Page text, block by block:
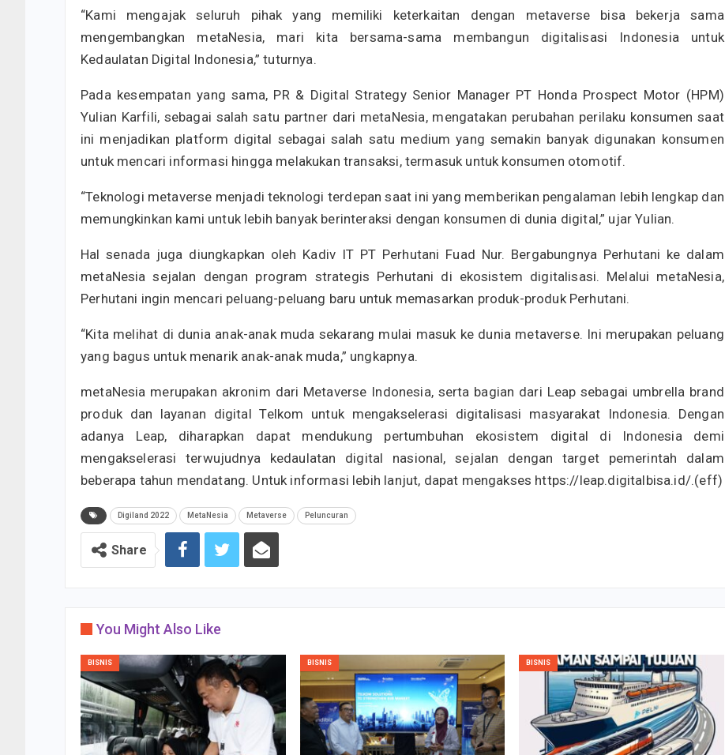
“Kami mengajak seluruh pihak yang memiliki keterkaitan dengan metaverse bisa bekerja sama
mengembangkan metaNesia, mari kita bersama-sama membangun digitalisasi Indonesia untuk
Kedaulatan Digital Indonesia,” tuturnya.
Pada kesempatan yang sama, PR & Digital Strategy Senior Manager PT Honda Prospect Motor (HPM)
Yulian Karfili, sebagai salah satu partner dari metaNesia, mengatakan perubahan perilaku konsumen saat
ini menjadikan platform digital sebagai salah satu medium yang semakin banyak digunakan konsumen
untuk mencari informasi hingga melakukan transaksi, termasuk untuk konsumen otomotif.
“Teknologi metaverse menjadi teknologi terdepan saat ini yang memberikan pengalaman lebih lengkap dan
memungkinkan kami untuk lebih banyak berinteraksi dengan konsumen di dunia digital,” ujar Yulian.
Hal senada juga diungkapkan oleh Kadiv IT PT Perhutani Fuad Nur. Bergabungnya Perhutani ke dalam
metaNesia sejalan dengan program strategis Perhutani di ekosistem digitalisasi. Melalui metaNesia,
Perhutani ingin mencari peluang-peluang baru untuk memasarkan produk-produk Perhutani.
“Kita melihat di dunia anak-anak muda sekarang mulai masuk ke dunia metaverse. Ini merupakan peluang
yang bagus untuk menarik anak-anak muda,” ungkapnya.
metaNesia merupakan akronim dari Metaverse Indonesia, serta bagian dari Leap sebagai umbrella brand
produk dan layanan digital Telkom untuk mengakselerasi digitalisasi masyarakat Indonesia. Dengan
adanya Leap, diharapkan dapat mendukung pertumbuhan ekosistem digital di Indonesia demi
mengakselerasi terwujudnya kedaulatan digital nasional, sejalan dengan target pemerintah dalam
beberapa tahun mendatang. Untuk informasi lebih lanjut, dapat mengakses https://leap.digitalbisa.id/.(eff)
Digiland 2022 MetaNesia Metaverse Peluncuran
Share
You Might Also Like
BISNIS BISNIS BISNIS